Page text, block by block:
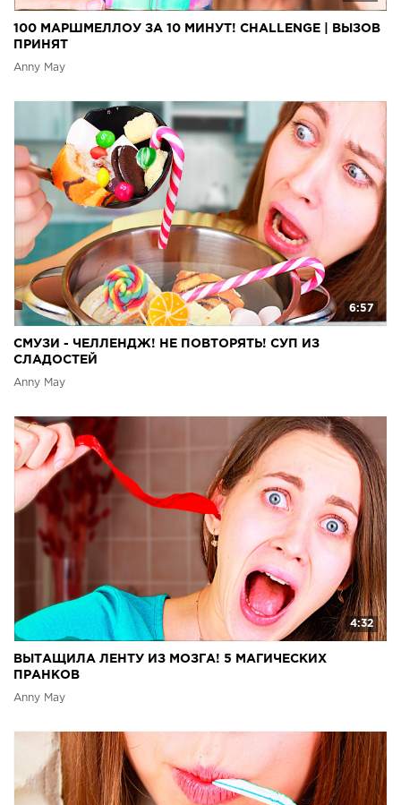
100 МАРШМЕЛЛОУ ЗА 10 МИНУТ! CHALLENGE | ВЫЗОВ
ПРИНЯТ
Anny May
6:57
СМУЗИ - ЧЕЛЛЕНДЖ! НЕ ПОВТОРЯТЬ! СУП ИЗ
СЛАДОСТЕЙ
Anny May
4:32
ВЫТАЩИЛА ЛЕНТУ ИЗ МОЗГА! 5 МАГИЧЕСКИХ
ПРАНКОВ
Anny May